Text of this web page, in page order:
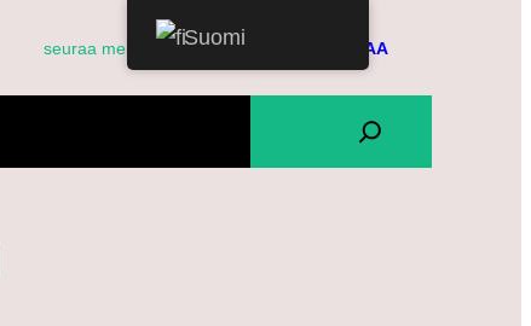
seuraa meitä Twitter LAHJOITTAA
H
Suomi